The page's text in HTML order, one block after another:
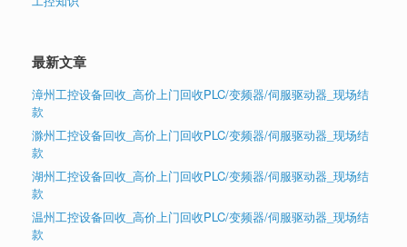
最新文章
漳州工控设备回收_高价上门回收PLC/变频器/伺服驱动器_现场结
款
滁州工控设备回收_高价上门回收PLC/变频器/伺服驱动器_现场结
款
湖州工控设备回收_高价上门回收PLC/变频器/伺服驱动器_现场结
款
温州工控设备回收_高价上门回收PLC/变频器/伺服驱动器_现场结
款